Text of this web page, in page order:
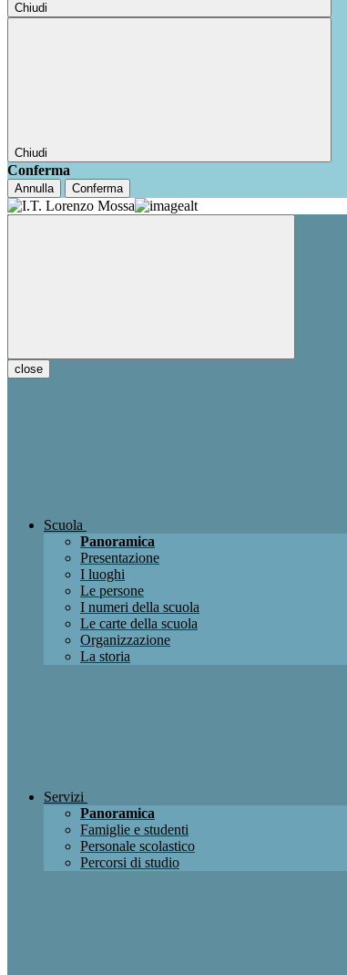
Chiudi
Chiudi
Conferma
Annulla Conferma
close
Scuola
Panoramica
Presentazione
I luoghi
Le persone
I numeri della scuola
Le carte della scuola
Organizzazione
La storia
Servizi
Panoramica
Famiglie e studenti
Personale scolastico
Percorsi di studio